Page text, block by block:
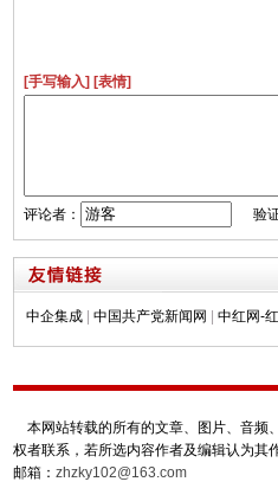
[手写输入] [表情]
评论者： 验证
中企集成 | 中国共产党新闻网 | 中红网-
本网站转载的所有的文章、图片、音频
权者联系，若所选内容作者及编辑认为其
邮箱： zhzky102@163.com